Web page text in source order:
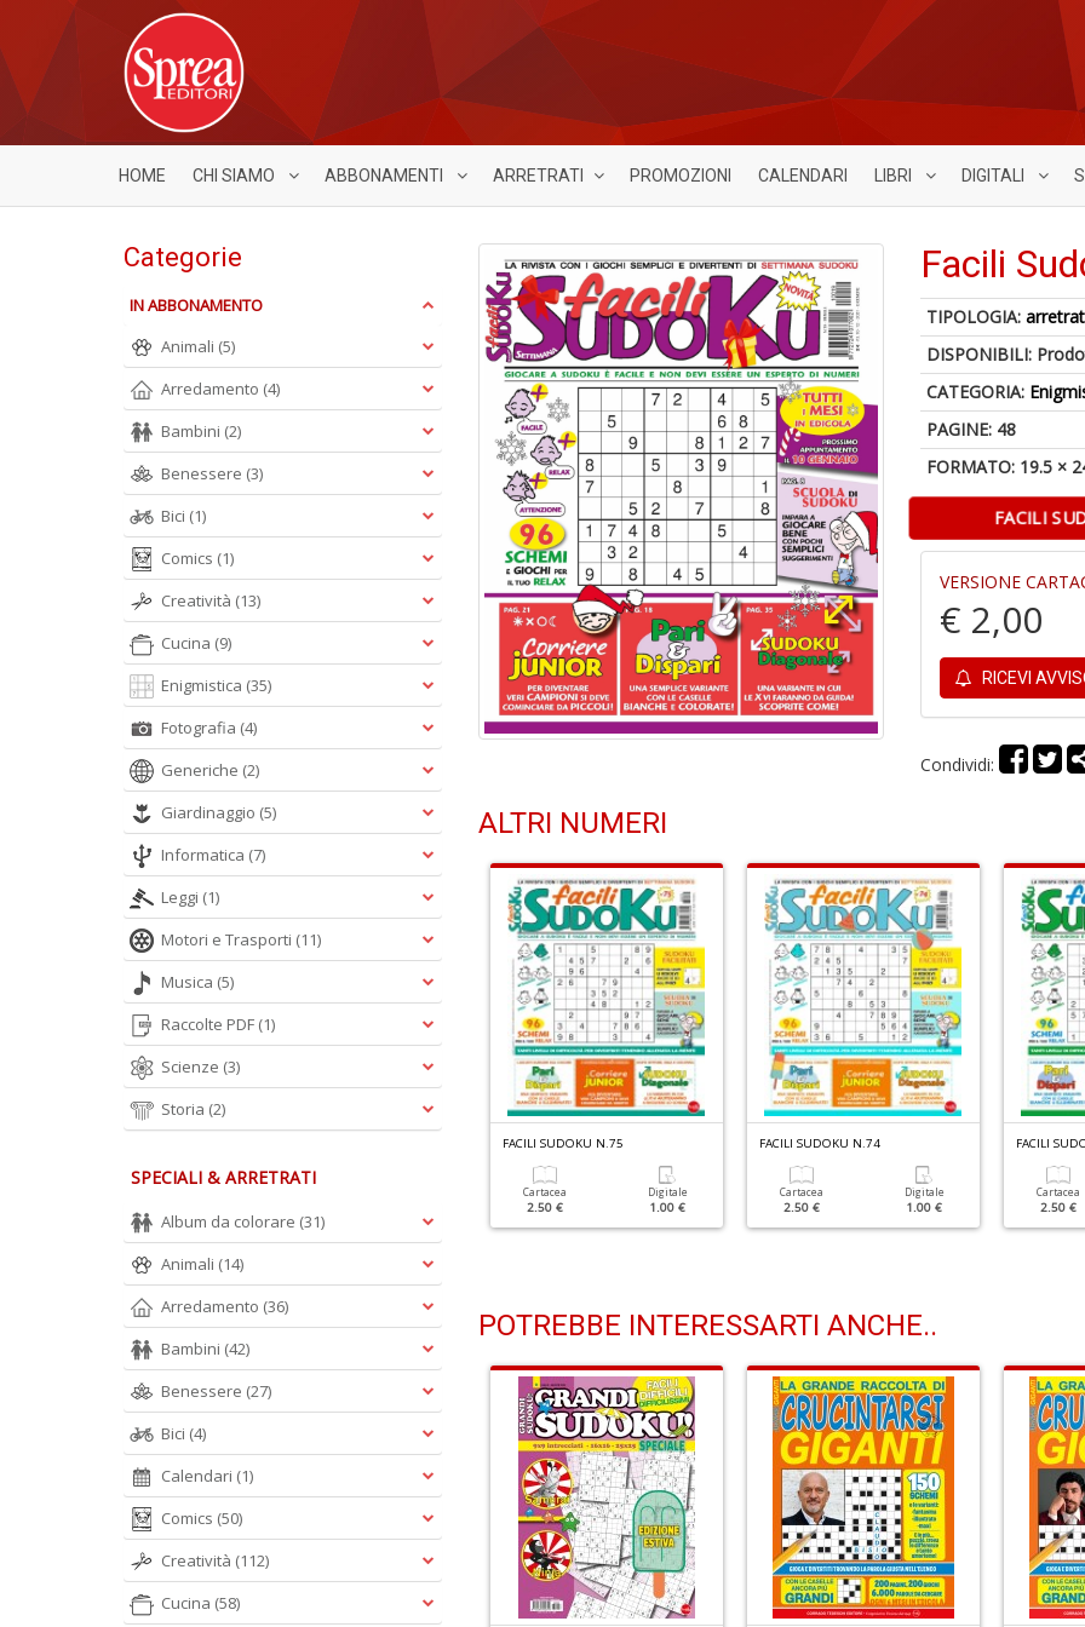
HOME CHI SIAMO ABBONAMENTI ARRETRATI PROMOZIONI CALENDARI LIBRI DIGITALI
Facili
TIPOLOGIA:
DISPONIBILI:
CATEGORIA:
PAGINE: 48
FORMATO: 19.5 ×
FACILI
VERSIONE
€ 2,00
RICEVI
Condividi:
ALTRI NUMERI
FACILI SUDOKU N.75
Cartacea
2.50 €
Digitale
1.00 €
FACILI SUDOKU N.74
Cartacea
2.50 €
Digitale
1.00 €
FACILI
Cartacea
2.50 €
POTREBBE INTERESSARTI ANCHE..
Categorie
IN ABBONAMENTO
Animali (5)
Arredamento (4)
Bambini (2)
Benessere (3)
Bici (1)
Comics (1)
Creatività (13)
Cucina (9)
Enigmistica (35)
Fotografia (4)
Generiche (2)
Giardinaggio (5)
Informatica (7)
Leggi (1)
Motori e Trasporti (11)
Musica (5)
Raccolte PDF (1)
Scienze (3)
Storia (2)
SPECIALI & ARRETRATI
Album da colorare (31)
Animali (14)
Arredamento (36)
Bambini (42)
Benessere (27)
Bici (4)
Calendari (1)
Comics (50)
Creatività (112)
Cucina (58)